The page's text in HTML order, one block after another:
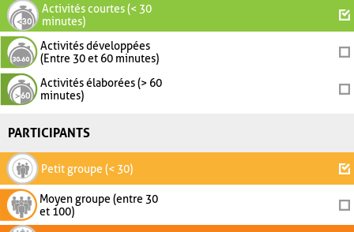
Activités courtes (< 30
minutes)
Activités développées
(Entre 30 et 60 minutes)
Activités élaborées (> 60
minutes)
PARTICIPANTS
Petit groupe (< 30)
Moyen groupe (entre 30
et 100)